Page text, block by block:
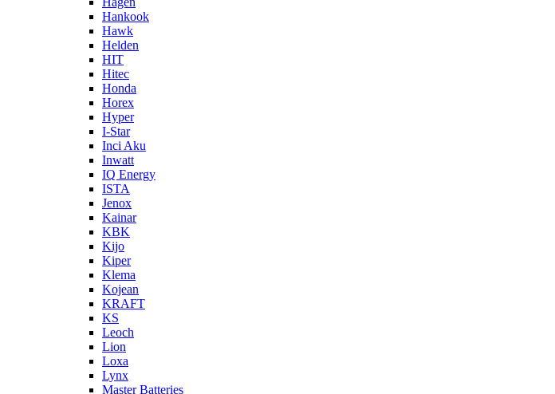
Hankook
Hawk
Helden
HIT
Hitec
Honda
Horex
Hyper
I-Star
Inci Aku
Inwatt
IQ Energy
ISTA
Jenox
Kainar
KBK
Kijo
Kiper
Klema
Kojean
KRAFT
KS
Leoch
Lion
Loxa
Lynx
Master Batteries